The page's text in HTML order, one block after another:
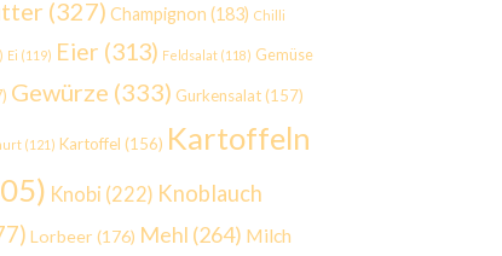
(327) Champignon (183) Chilli
Ei (119) Eier (313) Feldsalat (118) Gemüse
Gewürze (333) Gurkensalat (157)
(121) Kartoffel (156) Kartoffeln
Knobi (222) Knoblauch
Lorbeer (176) Mehl (264) Milch